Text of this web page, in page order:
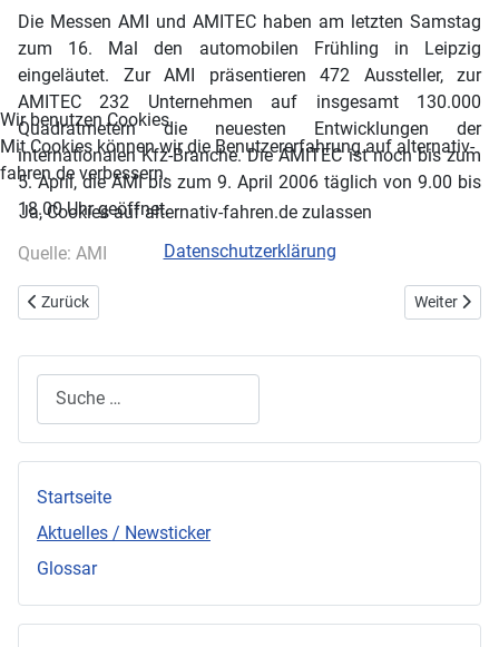
Die Messen AMI und AMITEC haben am letzten Samstag
zum 16. Mal den automobilen Frühling in Leipzig
eingeläutet. Zur AMI präsentieren 472 Aussteller, zur
AMITEC 232 Unternehmen auf insgesamt 130.000
Quadratmetern die neuesten Entwicklungen der
internationalen Kfz-Branche. Die AMITEC ist noch bis zum
5. April, die AMI bis zum 9. April 2006 täglich von 9.00 bis
18.00 Uhr geöffnet.
Quelle: AMI
Vorheriger Beitrag: smart fortwo ev: Chancen für den Elektroantrieb
Zurück Nächster
Weiter
Suchen
Startseite
Aktuelles / Newsticker
Glossar
Wir benutzen Cookies
Mit Cookies können wir die Benutzererfahrung auf alternativ-
fahren.de verbessern.
Ja, Cookies auf alternativ-fahren.de zulassen
Datenschutzerklärung